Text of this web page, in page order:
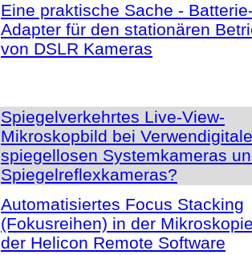
Eine praktische Sache -
Adapter für den stationären
von DSLR Kameras
Spiegelverkehrtes Live-View-
Mikroskopbild bei
spiegellosen Systemkameras
Spiegelreflexkameras?
Automatisiertes Focus Stacking
(Fokusreihen) in der
der Helicon Remote Software